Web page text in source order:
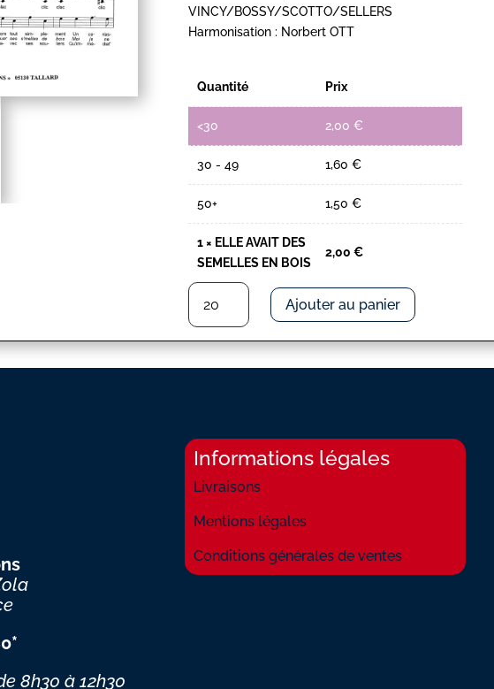
VINCY/BOSSY/SCOTTO/SELLERS
Harmonisation : Norbert OTT
Quantité Prix
<30 2,00 €
30 - 49 1,60 €
50+ 1,50 €
1 × ELLE AVAIT DES
SEMELLES EN BOIS
2,00 €
quantité
ELLE
AVAIT
DES
Ajouter au panier
8h30 à 12h30
Informations légales
Livraisons
Mentions légales
Conditions générales de ventes